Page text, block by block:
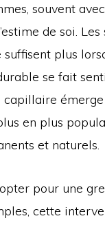
souvent
de soi. Les
plus
se fait
en plus
et naturels.
pour une
cette